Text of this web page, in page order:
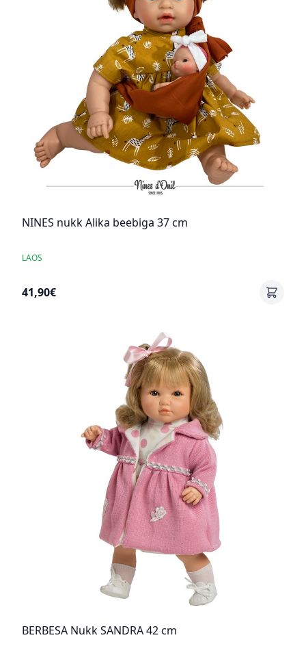
NINES nukk Alika beebiga 37 cm
LAOS
41,90€
BERBESA Nukk SANDRA 42 cm